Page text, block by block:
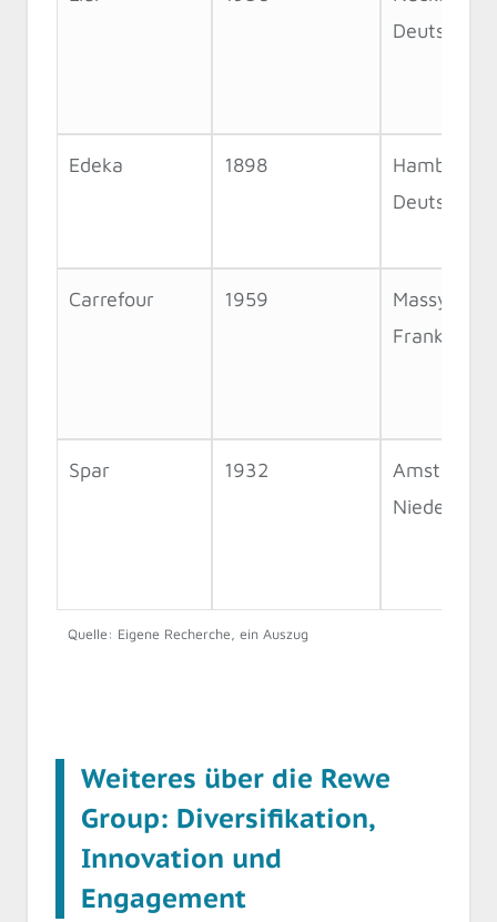
Edeka 1898
Hamburg,
Carrefour 1959
Massy,
Frankreich
Spar 1932
Quelle: Eigene Recherche, ein Auszug
Weiteres über die Rewe
Group: Diversifikation,
Innovation und
Engagement